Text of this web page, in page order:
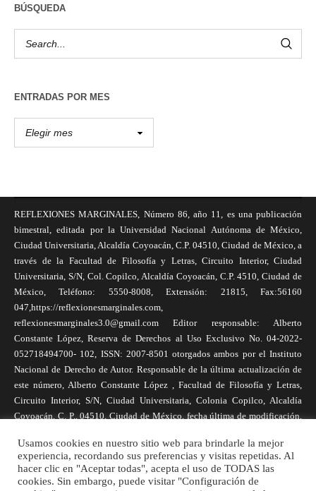
BÚSQUEDA
ENTRADAS POR MES
REFLEXIONES MARGINALES, Número 86, año 11, es una publicación
bimestral, editada por la Universidad Nacional Autónoma de México,
Ciudad Universitaria, Alcaldía Coyoacán, C.P. 04510, Ciudad de México, a
través de la Facultad de Filosofía y Letras, Circuito Interior, Ciudad
Universitaria, S/N, Col. Copilco, Alcaldía Coyoacán, C.P. 4510, Ciudad de
México, Teléfono: 5550-8008, Extensión: 21815, Fax:56160
047,https://reflexionesmarginales.com,
reflexionesmarginales3.0@gmail.com Editor responsable: Alberto
Constante López, Reserva de Derechos al Uso Exclusivo No. 04-2022-
052718494700- 102, ISSN: 2007-8501 otorgados ambos por el Instituto
Nacional de Derecho de Autor. Responsable de la última actualización de
este número, Alberto Constante López , Facultad de Filosofía y Letras,
Circuito Interior, S/N, Ciudad Universitaria, Colonia Copilco, Alcaldía
Coyoacán, C. P., 04510, Ciudad de México, fecha última de modificación,
necesariamente reflejan la postura de la revista, ni de Universidad Nacional
Autónoma de México. Los autores son responsables de los contenidos de
sus artículos. Se autoriza la reproducción total o parcial de los textos aquí
Usamos cookies en nuestro sitio web para brindarle la mejor
experiencia, recordando sus preferencias y visitas repetidas. Al
hacer clic en "Aceptar todas", acepta el uso de TODAS las
cookies. Sin embargo, puede visitar "Configuración de